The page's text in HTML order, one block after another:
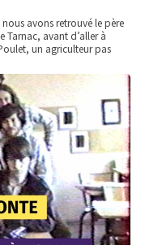
avons retrouvé le père
Tarnac, avant d’aller à
un agriculteur pas